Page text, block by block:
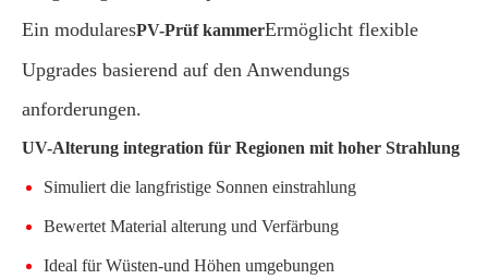
Ein modularesPV-Prüf kammerErmöglicht flexible
Upgrades basierend auf den Anwendungs
anforderungen.
UV-Alterung integration für Regionen mit hoher Strahlung
Simuliert die langfristige Sonnen einstrahlung
Bewertet Material alterung und Verfärbung
Ideal für Wüsten-und Höhen umgebungen